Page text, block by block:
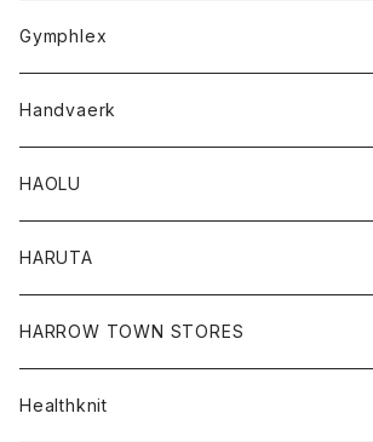
Tシャツ
Gymphlex
アウター
カーディガン
コート
トップス
シャツ
スウェット
レディース
カーディガン
コート
ボトム
パンツ
Handvaerk
トップス
Tシャツ
ロンTEE
HAOLU
HARUTA
HARROW TOWN STORES
Healthknit